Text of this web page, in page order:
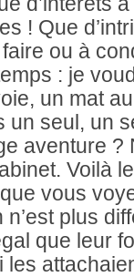
! Que
faire ou à
: je
un mat
un seul, un
aventure ?
Voilà
vous
n’est plus
que leur
les